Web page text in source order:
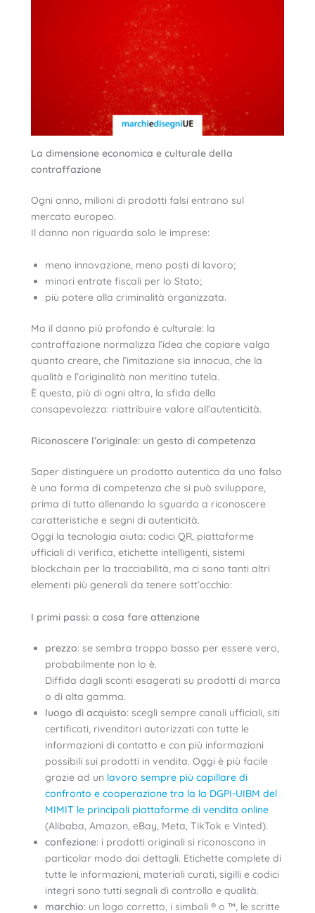
La dimensione economica e culturale della
contraffazione
Ogni anno, milioni di prodotti falsi entrano sul
mercato europeo.
Il danno non riguarda solo le imprese:
meno innovazione, meno posti di lavoro;
minori entrate fiscali per lo Stato;
più potere alla criminalità organizzata.
Ma il danno più profondo è culturale: la
contraffazione normalizza l’idea che copiare valga
quanto creare, che l’imitazione sia innocua, che la
qualità e l’originalità non meritino tutela.
È questa, più di ogni altra, la sfida della
consapevolezza: riattribuire valore all’autenticità.
Riconoscere l’originale: un gesto di competenza
Saper distinguere un prodotto autentico da uno falso
è una forma di competenza che si può sviluppare,
prima di tutto allenando lo sguardo a riconoscere
caratteristiche e segni di autenticità.
Oggi la tecnologia aiuta: codici QR, piattaforme
ufficiali di verifica, etichette intelligenti, sistemi
blockchain per la tracciabilità, ma ci sono tanti altri
elementi più generali da tenere sott’occhio:
I primi passi: a cosa fare attenzione
prezzo: se sembra troppo basso per essere vero,
probabilmente non lo è.
Diffida dagli sconti esagerati su prodotti di marca
o di alta gamma.
luogo di acquisto: scegli sempre canali ufficiali, siti
certificati, rivenditori autorizzati con tutte le
informazioni di contatto e con più informazioni
possibili sui prodotti in vendita. Oggi è più facile
grazie ad un lavoro sempre più capillare di
confronto e cooperazione tra la la DGPI-UIBM del
MIMIT le principali piattaforme di vendita online
(Alibaba, Amazon, eBay, Meta, TikTok e Vinted).
confezione: i prodotti originali si riconoscono in
particolar modo dai dettagli. Etichette complete di
tutte le informazioni, materiali curati, sigilli e codici
integri sono tutti segnali di controllo e qualità.
marchio: un logo corretto, i simboli ® o ™, le scritte